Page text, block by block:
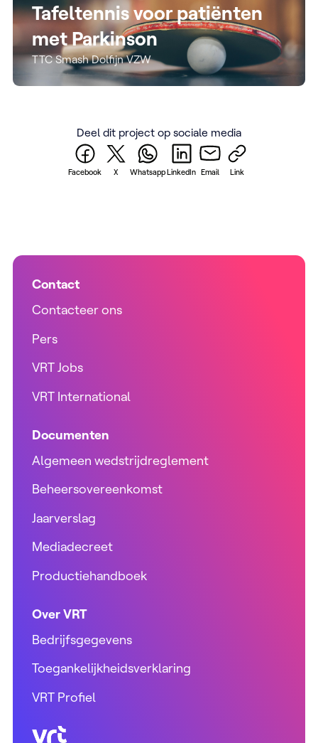
Tafeltennis voor patiënten
met Parkinson
TTC Smash Dolfijn VZW
Deel dit project op sociale media
Facebook X WhatsappLinkedIn Email Link
Contact
Contacteer ons
Pers
VRT Jobs
VRT International
Documenten
Algemeen wedstrijdreglement
Beheersovereenkomst
Jaarverslag
Mediadecreet
Productiehandboek
Over VRT
Bedrijfsgegevens
Toegankelijkheidsverklaring
VRT Profiel
VRT (home)